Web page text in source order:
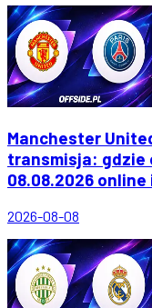
Manchester
transmisja: gdzie
08.08.2026 online
2026-08-08